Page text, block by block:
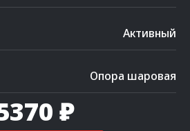
Активный
Опора шаровая
₽